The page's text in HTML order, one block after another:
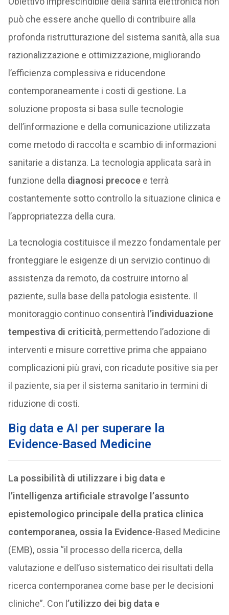
può che essere anche quello di contribuire alla
profonda ristrutturazione del sistema sanità, alla sua
razionalizzazione e ottimizzazione, migliorando
l’efficienza complessiva e riducendone
contemporaneamente i costi di gestione. La
soluzione proposta si basa sulle tecnologie
dell’informazione e della comunicazione utilizzata
come metodo di raccolta e scambio di informazioni
sanitarie a distanza. La tecnologia applicata sarà in
funzione della diagnosi precocee terrà
costantemente sotto controllo la situazione clinica e
l’appropriatezza della cura.
La tecnologia costituisce il mezzo fondamentale per
fronteggiare le esigenze di un servizio continuo di
assistenza da remoto, da costruire intorno al
paziente, sulla base della patologia esistente. Il
monitoraggio continuo consentirà l’individuazione
tempestiva di criticità, permettendo l’adozione di
interventi e misure correttive prima che appaiano
complicazioni più gravi, con ricadute positive sia per
il paziente, sia per il sistema sanitario in termini di
riduzione di costi.
Big data e AI per superare la
Evidence-Based Medicine
La possibilità di utilizzare i big data e
l’intelligenza artificiale stravolge l’assunto
epistemologico principale della pratica clinica
contemporanea, ossia la Evidence-Based Medicine
(EMB), ossia “il processo della ricerca, della
valutazione e dell’uso sistematico dei risultati della
ricerca contemporanea come base per le decisioni
cliniche”. Con l ’utilizzo dei big data e